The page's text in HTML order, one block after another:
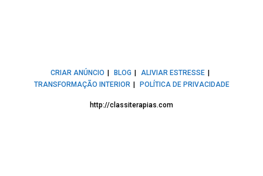
CRIAR ANÚNCIO BLOG
ALIVIAR ESTRESSE
TRANSFORMAÇÃO INTERIOR
POLÍTICA DE PRIVACIDADE
http://classiterapias.com